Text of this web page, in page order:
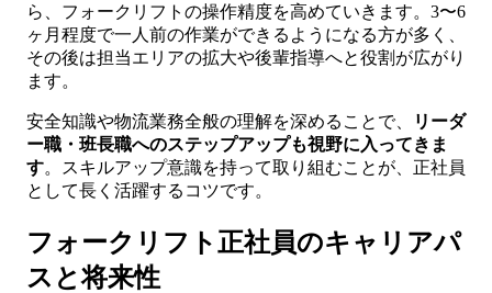
ら、フォークリフトの操作精度を高めていきます。3〜6
ヶ月程度で一人前の作業ができるようになる方が多く、
その後は担当エリアの拡大や後輩指導へと役割が広がり
ます。
安全知識や物流業務全般の理解を深めることで、
リーダ
ー職・班長職へのステップアップも視野に入ってきま
す。スキルアップ意識を持って取り組むことが、正社員
として長く活躍するコツです。
フォークリフト正社員のキャリアパ
スと将来性